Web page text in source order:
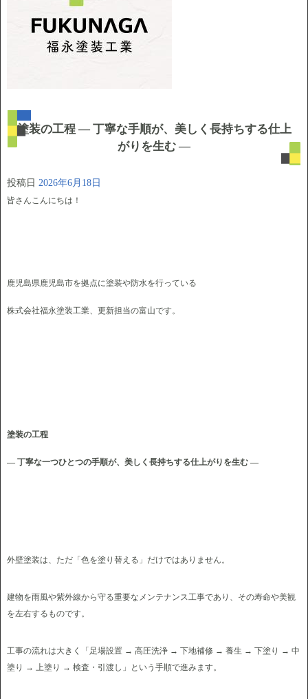
塗装の工程 ― 丁寧な手順が、美しく長持ちする仕上
がりを生む ―
投稿日 2026年6月18日
皆さんこんにちは！
鹿児島県鹿児島市を拠点に塗装や防水を行っている
株式会社福永塗装工業、更新担当の富山です。
塗装の工程
― 丁寧な一つひとつの手順が、美しく長持ちする仕上がりを生む ―
外壁塗装は、ただ「色を塗り替える」だけではありません。
建物を雨風や紫外線から守る重要なメンテナンス工事であり、その寿命や美観
を左右するものです。
工事の流れは大きく「足場設置 → 高圧洗浄 → 下地補修 → 養生 → 下塗り → 中
塗り → 上塗り → 検査・引渡し」という手順で進みます。